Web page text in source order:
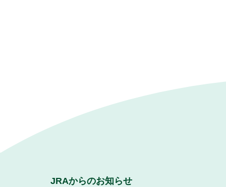
JRAからのお知らせ